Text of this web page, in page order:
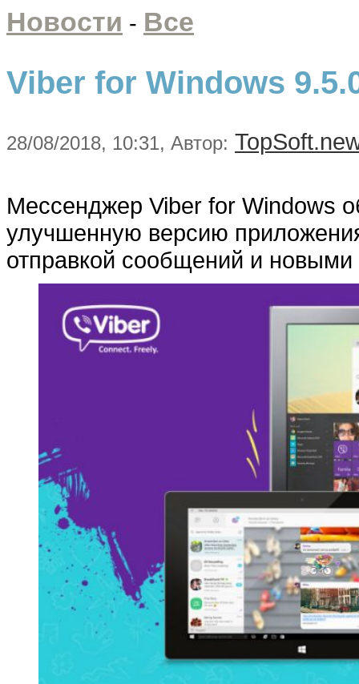
Новости - Все
Viber for Windows
28/08/2018, 10:31, Автор:
Мессенджер Viber for Windows
улучшенную версию
отправкой сообщений и